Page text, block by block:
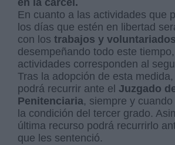
en la cárcel.
En cuanto a las actividades que
los días que estén en libertad
con lostrabajos y voluntariados
desempeñando todo este
actividades corresponden al
Tras la adopción de esta
podrá recurrir ante el Juzgado
Penitenciaria, siempre y
la condición del tercer grado.
última recurso podrá recurrirlo
que les sentenció.